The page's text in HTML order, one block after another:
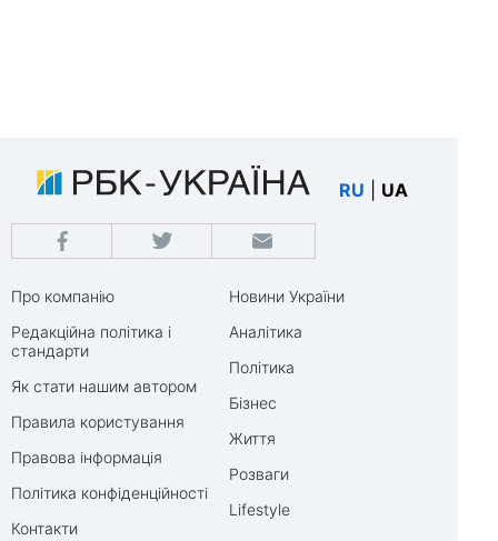
RU UA
Про компанію
Редакційна політика і
стандарти
Як стати нашим автором
Правила користування
Правова інформація
Політика конфіденційності
Контакти
Новини України
Аналітика
Політика
Бізнес
Життя
Розваги
Lifestyle